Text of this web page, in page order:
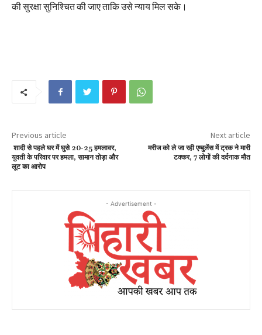
की सुरक्षा सुनिश्चित की जाए ताकि उसे न्याय मिल सके।
Previous article
शादी से पहले घर में घुसे 20-25 हमलावर,
युवती के परिवार पर हमला, सामान तोड़ा और
लूट का आरोप
Next article
मरीज को ले जा रही एम्बुलेंस में ट्रक ने मारी
टक्कर, 7 लोगों की दर्दनाक मौत
- Advertisement -